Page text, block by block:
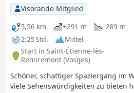
Visorando-Mitglied
5,56 km
+291 m
-289 m
2:25 Std.
Mittel
Start in Saint-Étienne-lès-
Remiremont (Vosges)
Schöner, schattiger Spaziergang im
viele Sehenswürdigkeiten zu bieten